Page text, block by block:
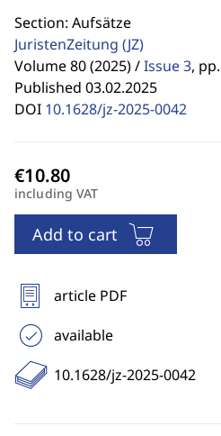
Section: Aufsätze
JuristenZeitung (JZ)
Volume 80 (2025) /Issue 3,
Published 03.02.2025
DOI 10.1628/jz-2025-0042
including VAT
Add to cart
article PDF
available
10.1628/jz-2025-0042